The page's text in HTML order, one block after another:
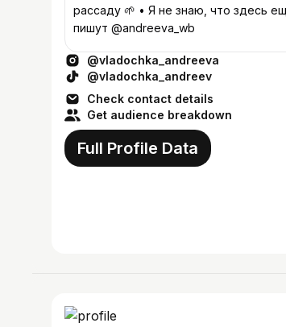
рассаду 🌱 • Я не знаю, что здесь ещё
пишут @andreeva_wb
@vladochka_andreeva
@vladochka_andreev
Check contact details
Get audience breakdown
Full Profile Data